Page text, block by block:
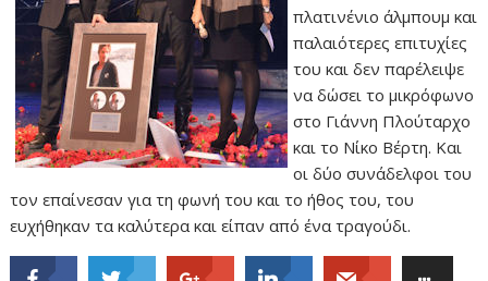
πλατινένιο άλμπουμ και
παλαιότερες επιτυχίες
του και δεν παρέλειψε
να δώσει το μικρόφωνο
στο Γιάννη Πλούταρχο
και το Νίκο Βέρτη. Και
οι δύο συνάδελφοι του
τον επαίνεσαν για τη φωνή του και το ήθος του, του
ευχήθηκαν τα καλύτερα και είπαν από ένα τραγούδι.